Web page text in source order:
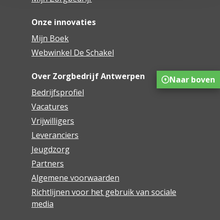
Onze innovaties
Mijn Boek
Webwinkel De Schakel
Over Zorgbedrijf Antwerpen
Bedrijfsprofiel
Vacatures
Vrijwilligers
Leveranciers
Jeugdzorg
Partners
Algemene voorwaarden
Richtlijnen voor het gebruik van sociale
media
Naar boven